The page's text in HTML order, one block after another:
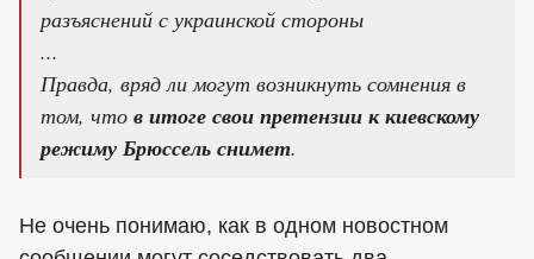
разъяснений с украинской стороны
...
Правда, вряд ли могут возникнуть сомнения в
том, что в итоге свои претензии к киевскому
режиму Брюссель снимет.
Не очень понимаю, как в одном новостном